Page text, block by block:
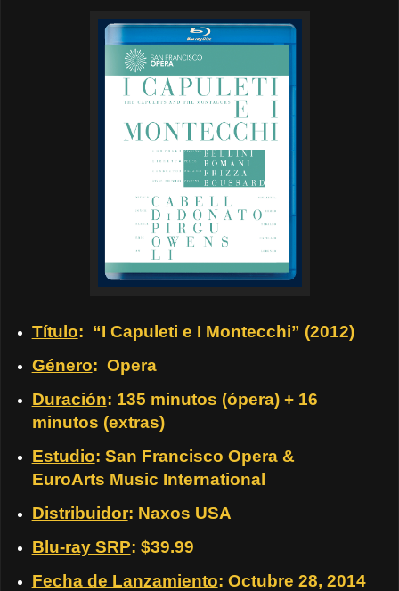
Título: “I Capuleti e I Montecchi” (2012)
Género: Opera
Duración: 135 minutos (ópera) + 16
minutos (extras)
Estudio: San Francisco Opera &
EuroArts Music International
Distribuidor: Naxos USA
Blu-ray SRP: $39.99
Fecha de Lanzamiento: Octubre 28, 2014